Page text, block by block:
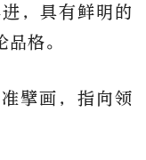
，具有鲜明的
格。
擘画，指向领